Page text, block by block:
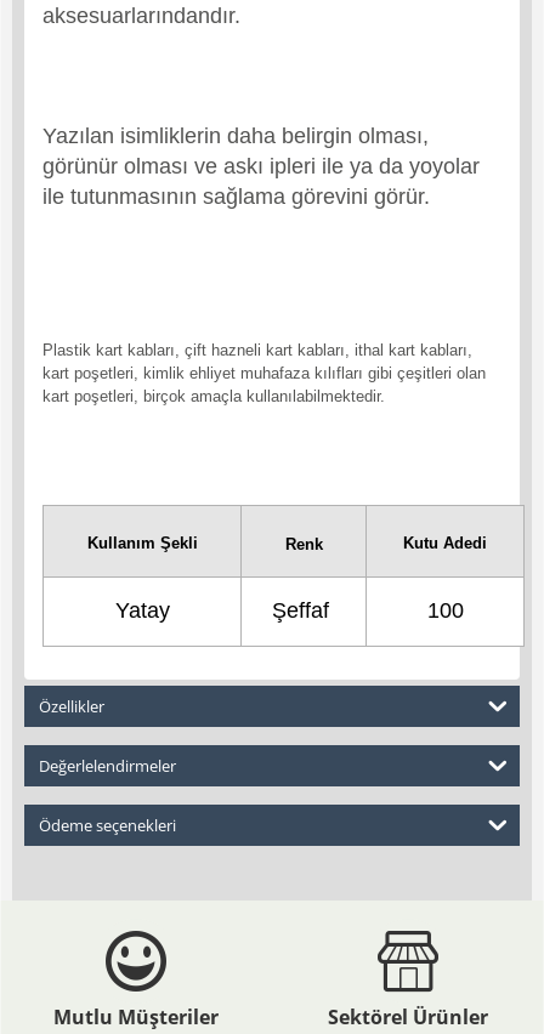
aksesuarlarındandır.
Yazılan isimliklerin daha belirgin olması,
görünür olması ve askı ipleri ile ya da yoyolar
ile tutunmasının sağlama görevini görür.
Plastik kart kabları, çift hazneli kart kabları, ithal kart kabları,
kart poşetleri, kimlik ehliyet muhafaza kılıfları gibi çeşitleri olan
kart poşetleri, birçok amaçla kullanılabilmektedir.
Kullanım Şekli Renk Kutu Adedi
Yatay Şeffaf 100
Özellikler
Değerlelendirmeler
Ödeme seçenekleri
Mutlu Müşteriler Sektörel Ürünler